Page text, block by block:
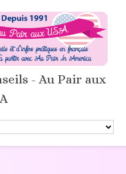
- Au Pair aux